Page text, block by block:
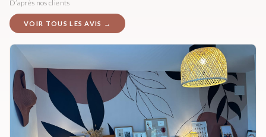
D’après nos clients
VOIR TOUS LES AVIS →